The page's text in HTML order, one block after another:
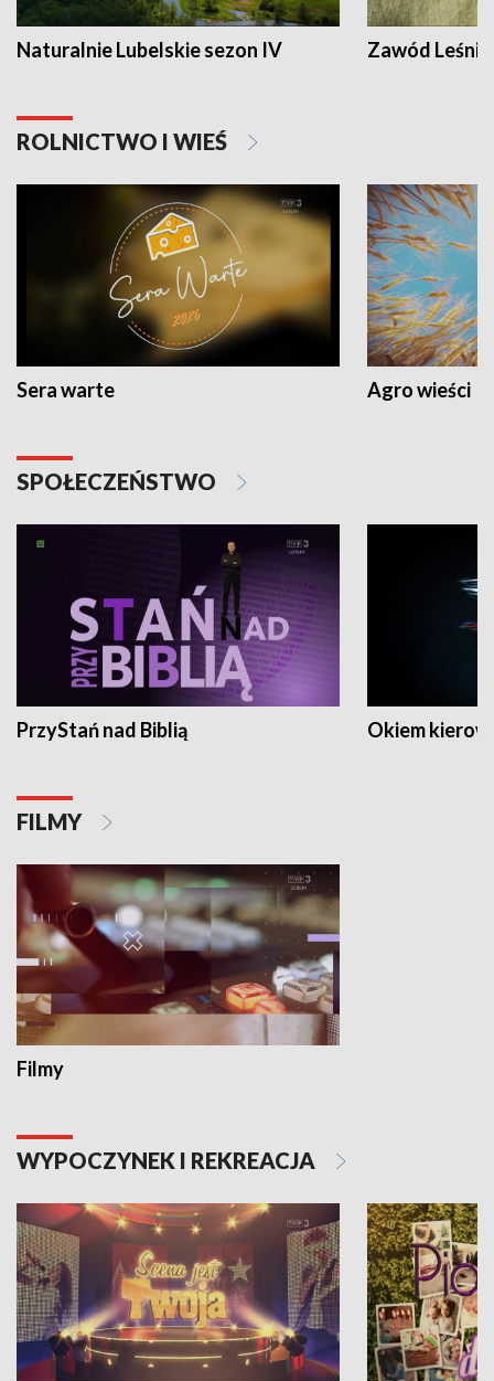
Naturalnie Lubelskie sezon IV Zawód Leśnik
ROLNICTWO I WIEŚ
Sera warte Agro wieści
SPOŁECZEŃSTWO
PrzyStań nad Biblią Okiem
FILMY
Filmy
WYPOCZYNEK I REKREACJA